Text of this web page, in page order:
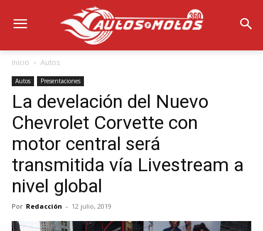
Inicio Autos
Autos Presentaciones
La develación del Nuevo
Chevrolet Corvette con
motor central será
transmitida vía Livestream a
nivel global
Por Redacción - 12 julio, 2019